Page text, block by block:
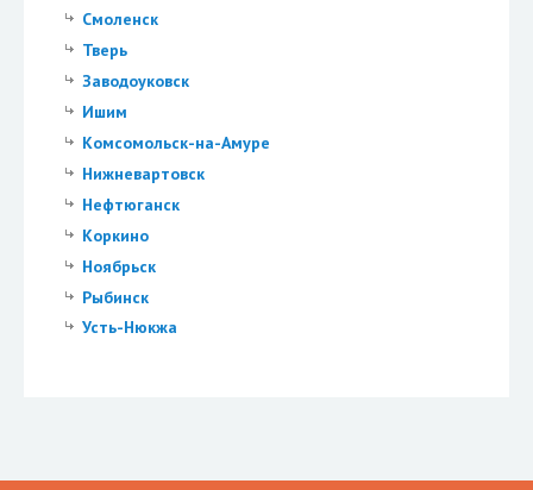
Смоленск
Тверь
Заводоуковск
Ишим
Комсомольск-на-Амуре
Нижневартовск
Нефтюганск
Коркино
Ноябрьск
Рыбинск
Усть-Нюкжа